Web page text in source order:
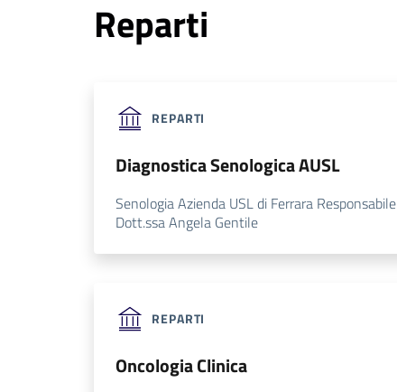
Reparti
REPARTI
Diagnostica Senologica AUSL
Senologia Azienda USL di Ferrara Responsabile
Dott.ssa Angela Gentile
REPARTI
Oncologia Clinica